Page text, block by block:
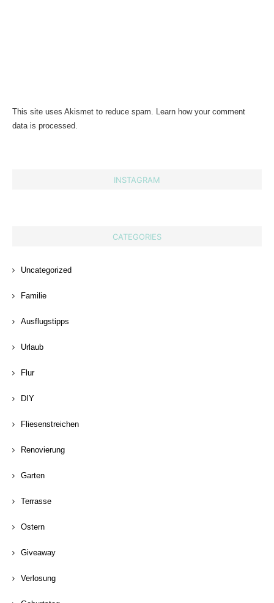
This site uses Akismet to reduce spam. Learn how your comment
data is processed.
INSTAGRAM
CATEGORIES
Uncategorized
Familie
Ausflugstipps
Urlaub
Flur
DIY
Fliesenstreichen
Renovierung
Garten
Terrasse
Ostern
Giveaway
Verlosung